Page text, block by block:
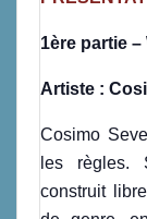
1ère partie
Artiste :
Cosimo
les règles.
construit